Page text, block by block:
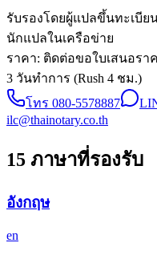
รับรองโดยผู้แปลขึ้นทะเบีย
นักแปลในเครือข่าย
ราคา: ติดต่อขอใบเสนอรา
3 วันทำการ (Rush 4 ชม.)
โทร 080-5578887
ilc@thainotary.co.th
15 ภาษาที่รองรับ
อังกฤษ
en